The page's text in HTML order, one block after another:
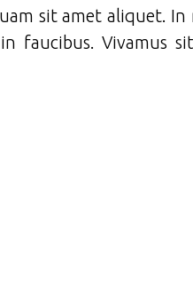
sit amet aliquet. In
faucibus. Vivamus